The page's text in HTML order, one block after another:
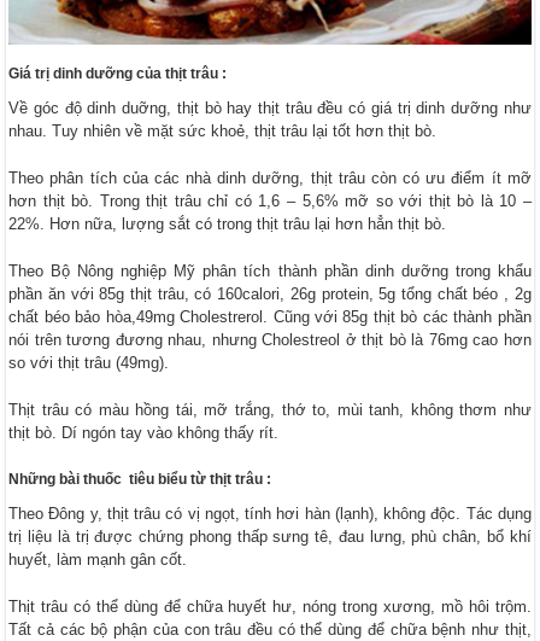
Giá trị dinh dưỡng của thịt trâu :
Về góc độ dinh duỡng, thịt bò hay thịt trâu đều có giá trị dinh dưỡng như
nhau. Tuy nhiên về mặt sức khoẻ, thịt trâu lại tốt hơn thịt bò.
Theo phân tích của các nhà dinh dưỡng, thịt trâu còn có ưu điểm ít mỡ
hơn thịt bò. Trong thịt trâu chỉ có 1,6 – 5,6% mỡ so với thịt bò là 10 –
22%. Hơn nữa, lượng sắt có trong thịt trâu lại hơn hẳn thịt bò.
Theo Bộ Nông nghiệp Mỹ phân tích thành phần dinh dưỡng trong khẩu
phần ăn với 85g thịt trâu, có 160calori, 26g protein, 5g tổng chất béo , 2g
chất béo bảo hòa,49mg Cholestrerol. Cũng với 85g thịt bò các thành phần
nói trên tương đương nhau, nhưng Cholestreol ở thịt bò là 76mg cao hơn
so với thịt trâu (49mg).
Thịt trâu có màu hồng tái, mỡ trắng, thớ to, mùi tanh, không thơm như
thịt bò. Dí ngón tay vào không thấy rít.
Những bài thuốc tiêu biểu từ thịt trâu :
Theo Đông y, thịt trâu có vị ngọt, tính hơi hàn (lạnh), không độc. Tác dụng
trị liệu là trị được chứng phong thấp sưng tê, đau lưng, phù chân, bổ khí
huyết, làm mạnh gân cốt.
Thịt trâu có thể dùng để chữa huyết hư, nóng trong xương, mồ hôi trộm.
Tất cả các bộ phận của con trâu đều có thể dùng để chữa bệnh như thịt,